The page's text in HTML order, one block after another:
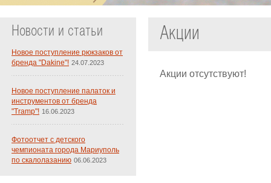
Новости и статьи
Новое поступление рюкзаков от
бренда "Dakine"! 24.07.2023
Новое поступление палаток и
инструментов от бренда
"Tramp"! 16.06.2023
Фотоотчет с детского
чемпионата города Мариуполь
по скалолазанию 06.06.2023
Акции
Акции отсутствуют!